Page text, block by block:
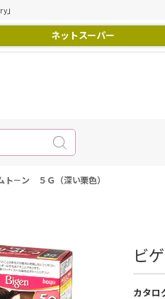
」
ネットスーパー
－ン ５Ｇ（深い栗色）
ビ
カタロ